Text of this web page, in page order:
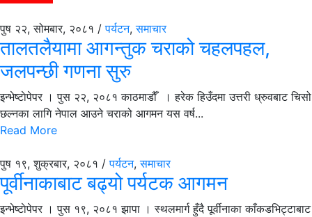
पुष २२, सोमबार, २०८१ /पर्यटन,समाचार
तालतलैयामा आगन्तुक चराको चहलपहल,
जलपन्छी गणना सुरु
इन्भेष्टाेपेपर । पुस २२, २०८१ काठमाडौँ । हरेक हिउँदमा उत्तरी ध्रुवबाट चिसो
छल्नका लागि नेपाल आउने चराको आगमन यस वर्ष...
Read More
पुष १९, शुक्रबार, २०८१ /पर्यटन,समाचार
पूर्वीनाकाबाट बढ्यो पर्यटक आगमन
इन्भेष्टाेपेपर । पुस १९, २०८१ झापा । स्थलमार्ग हुँदै पूर्वीनाका काँकडभिट्टाबाट